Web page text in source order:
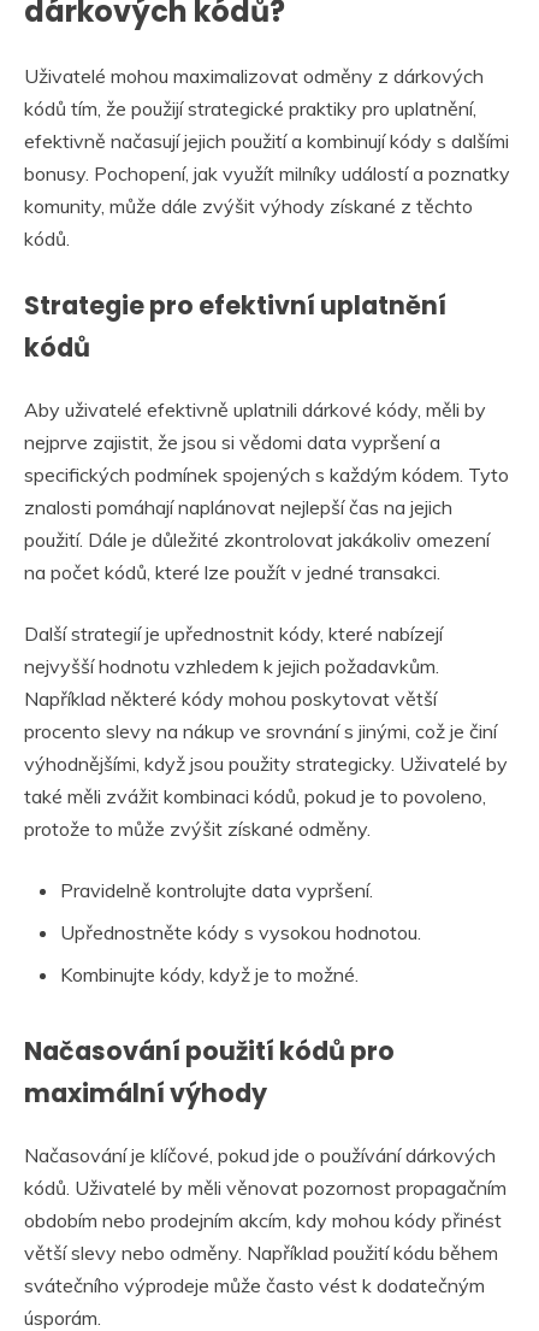
dárkových kódů?
Uživatelé mohou maximalizovat odměny z dárkových
kódů tím, že použijí strategické praktiky pro uplatnění,
efektivně načasují jejich použití a kombinují kódy s dalšími
bonusy. Pochopení, jak využít milníky událostí a poznatky
komunity, může dále zvýšit výhody získané z těchto
kódů.
Strategie pro efektivní uplatnění
kódů
Aby uživatelé efektivně uplatnili dárkové kódy, měli by
nejprve zajistit, že jsou si vědomi data vypršení a
specifických podmínek spojených s každým kódem. Tyto
znalosti pomáhají naplánovat nejlepší čas na jejich
použití. Dále je důležité zkontrolovat jakákoliv omezení
na počet kódů, které lze použít v jedné transakci.
Další strategií je upřednostnit kódy, které nabízejí
nejvyšší hodnotu vzhledem k jejich požadavkům.
Například některé kódy mohou poskytovat větší
procento slevy na nákup ve srovnání s jinými, což je činí
výhodnějšími, když jsou použity strategicky. Uživatelé by
také měli zvážit kombinaci kódů, pokud je to povoleno,
protože to může zvýšit získané odměny.
Pravidelně kontrolujte data vypršení.
Upřednostněte kódy s vysokou hodnotou.
Kombinujte kódy, když je to možné.
Načasování použití kódů pro
maximální výhody
Načasování je klíčové, pokud jde o používání dárkových
kódů. Uživatelé by měli věnovat pozornost propagačním
obdobím nebo prodejním akcím, kdy mohou kódy přinést
větší slevy nebo odměny. Například použití kódu během
svátečního výprodeje může často vést k dodatečným
úsporám.